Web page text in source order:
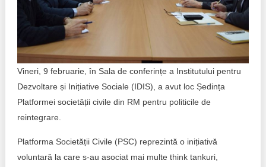
IDIS International Advisory Board
Hybrid power
EU-STRAT bulletin
Transparency of state – owned enterprises
The best and the worst local policies in Moldova
Democracy, independence and transparency of key
public institutions in Moldova
Integrity of public procurement in Moldova
Vineri, 9 februarie, în Sala de conferințe a Institutului pentru
Dezvoltare și Inițiative Sociale (IDIS), a avut loc Ședința
Platformei societății civile din RM pentru politicile de
reintegrare.
Platforma Societății Civile (PSC) reprezintă o inițiativă
voluntară la care s-au asociat mai multe think tankuri,